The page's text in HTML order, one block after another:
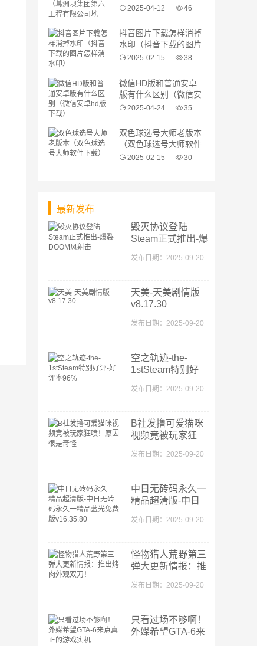
第六工程有限公司地
2025-04-12 46
抖音图片下载怎样消掉
水印（抖音下载的图片
怎样消水印）
2025-02-15 38
微信HD版和普通安卓
版有什么区别（微信安
卓hd版下载）
2025-04-24 35
双色球选号大师老版本
（双色球选号大师软件
下载）
2025-02-15 30
最新发布
毁灭协议登陆
Steam正式推出-爆
发布日期：2025-09-20
天美-天美剧情版
v8.17.30
发布日期：2025-09-20
空之轨迹-the-
1stSteam特别好
发布日期：2025-09-20
B社发撸可爱猫咪
视频竟被玩家狂
发布日期：2025-09-20
中日无砖码永久一
精品超清版-中日
蓝光免费版
发布日期：2025-09-20
怪物猎人荒野第三
弹大更新情报：推
发布日期：2025-09-20
只看过场不够啊！
外媒希望GTA-6来